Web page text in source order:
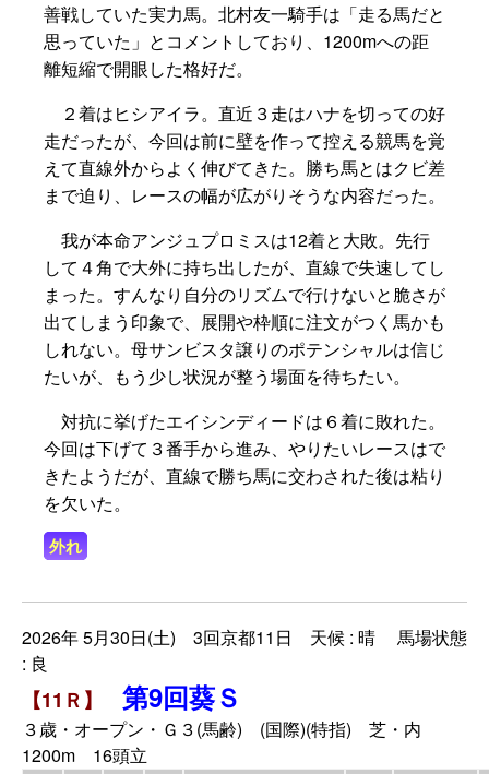
善戦していた実力馬。北村友一騎手は「走る馬だと
思っていた」とコメントしており、1200mへの距
離短縮で開眼した格好だ。
２着はヒシアイラ。直近３走はハナを切っての好
走だったが、今回は前に壁を作って控える競馬を覚
えて直線外からよく伸びてきた。勝ち馬とはクビ差
まで迫り、レースの幅が広がりそうな内容だった。
我が本命アンジュプロミスは12着と大敗。先行
して４角で大外に持ち出したが、直線で失速してし
まった。すんなり自分のリズムで行けないと脆さが
出てしまう印象で、展開や枠順に注文がつく馬かも
しれない。母サンビスタ譲りのポテンシャルは信じ
たいが、もう少し状況が整う場面を待ちたい。
対抗に挙げたエイシンディードは６着に敗れた。
今回は下げて３番手から進み、やりたいレースはで
きたようだが、直線で勝ち馬に交わされた後は粘り
を欠いた。
外れ
2026年 5月30日(土) 3回京都11日 天候 : 晴 馬場状態
: 良
【11Ｒ】 第9回葵Ｓ
３歳・オープン・Ｇ３(馬齢) (国際)(特指) 芝・内
1200m 16頭立